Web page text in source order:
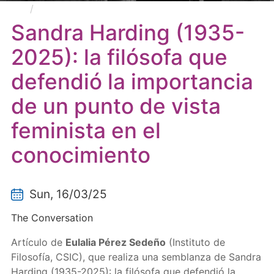
defendió la importancia de un punto de vista feminista
en el conocimiento
Sandra Harding (1935-
2025): la filósofa que
defendió la importancia
de un punto de vista
feminista en el
conocimiento
Sun, 16/03/25
The Conversation
Artículo de Eulalia Pérez Sedeño (Instituto de
Filosofía, CSIC), que realiza una semblanza de Sandra
Harding (1935-2025): la filósofa que defendió la